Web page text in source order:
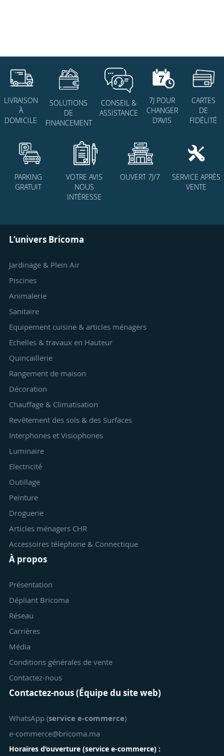
LIVRAISON
À
DOMICILE
SOLUTIONS
DE
FINANCEMENT
CONSEIL &
ASSISTANCE
7J POUR
CHANGER
D’AVIS
CARTES
DE
FIDÉLITÉ
PARKING
GRATUIT
VOTRE AVIS
NOUS
INTÉRESSE
OUVERT 7J/7
SERVICE APRÈS
VENTE
L’univers Bricoma
Jardinage & Plein Air
Piscines
Animalerie
Sanitaire
Equipement cuisine & articles ménagers
Echelles & travaux en Hauteur
Quincaillerie
Rangement de maison
Décoration
Chauffage & Climatisation
Revêtement des sols & des Surfaces
Interphones et Visiophones
Luminaire
Electricité
Outillage
Peinture
Droguerie
Articles ménagers CHR
Accessoires téléphone & Connectique
À propos
Présentation
Dépliant Bricoma
Réseau
Carrières
Média
Conditions générales de vente
Contactez-nous
Contactez-nous (Équipe du site web)
WhatsApp (service e-commerce)
e-commerce@bricoma.ma
Horaires d’ouverture (service e-commerce) :